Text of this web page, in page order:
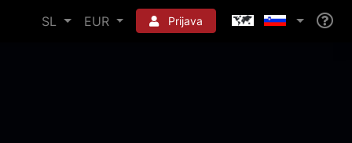
SL EUR Prijava